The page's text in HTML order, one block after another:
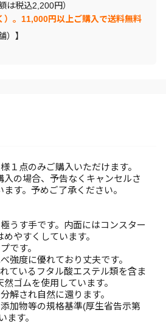
は税込2,200円）
）。11,000円以上ご購入で送料無料
）】
１点のみご購入いただけます。
の場合、予告なくキャンセルさ
す。予めご了承ください。
うす手です。内面にはコンスター
やすくしています。
です。
強度に優れており丈夫です。
ているフタル酸エステル類を含ま
ゴムを使用しています。
解され自然に還ります。
加物等の規格基準(厚生省告示第
ます。